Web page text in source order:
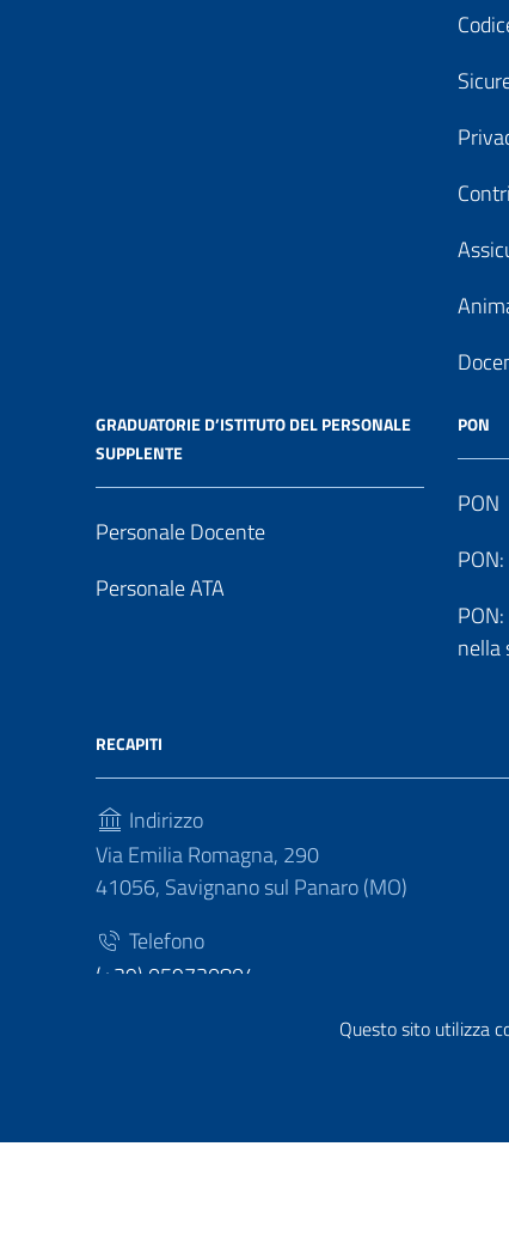
Questo sito utilizza
GRADUATORIE D’ISTITUTO DEL PERSONALE
SUPPLENTE
Personale Docente
Personale ATA
PON
PON
nella
RECAPITI
Indirizzo
Via Emilia Romagna, 290
41056, Savignano sul Panaro (MO)
Telefono
(+39) 059730804